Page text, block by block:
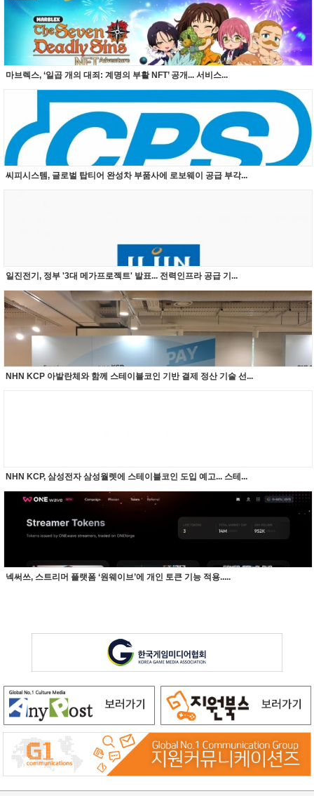
마브렉스, ‘일곱 개의 대죄: 계명의 부활 NFT’ 공개... 서비스...
씨피시스템, 글로벌 탑티어 완성차 부품사에 로보웨이 공급 부각...
일진전기, 정부 '3대 메가프로젝트' 발표... 전력인프라 공급 기...
NHN KCP 아발란체와 함께 스테이블코인 기반 결제 정산 기술 선...
NHN KCP, 삼성전자 삼성월렛에 스테이블코인 도입 예고... 스테...
넥써쓰, 스트리머 플랫폼 ‘원웨이브’에 개인 토큰 기능 적용.....